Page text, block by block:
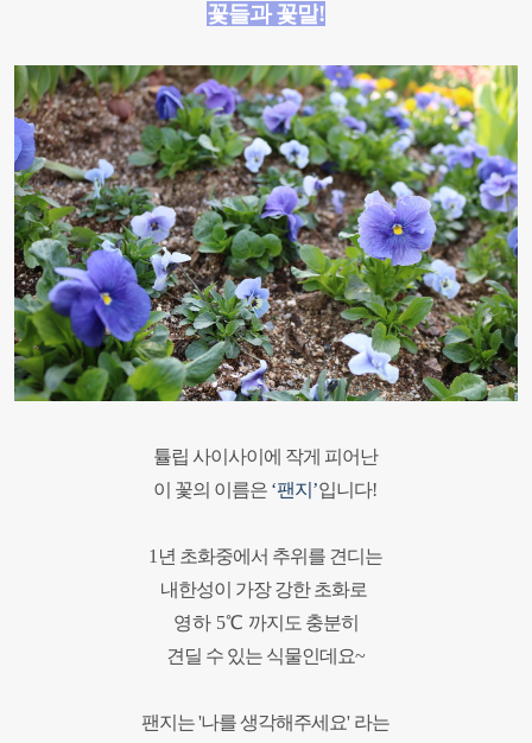
꽃들과 꽃말!
튤립 사이사이에 작게 피어난
이 꽃의 이름은 ‘팬지 ’입니다!
1 년 초화중에서 추위를 견디는
내한성이 가장 강한 초화로
영하 5℃ 까지도 충분히
견딜 수 있는 식물인데요~
팬지는 '나를 생각해주세요' 라는